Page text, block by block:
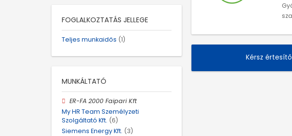
Kérsz
FOGLALKOZTATÁS JELLEGE
Teljes munkaidős (1)
MUNKÁLTATÓ
ER-FA 2000 Faipari Kft
My HR Team Személyzeti
Szolgáltató Kft. (6)
Siemens Energy Kft. (3)